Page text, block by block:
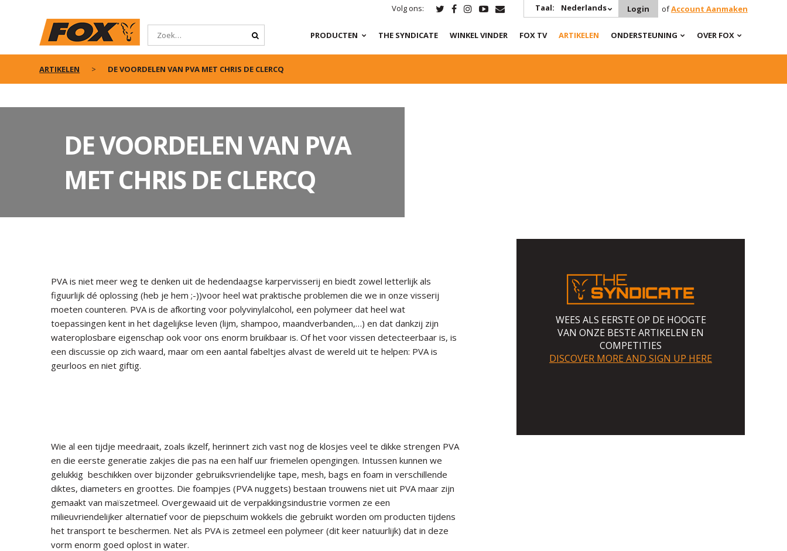
Volg ons: Taal: Nederlands Login ofAccount Aanmaken
PRODUCTEN THE SYNDICATE WINKEL VINDER FOX TV ARTIKELEN ONDERSTEUNING OVER FOX
ARTIKELEN DE VOORDELEN VAN PVA MET CHRIS DE CLERCQ
DE VOORDELEN VAN PVA
MET CHRIS DE CLERCQ
PVA is niet meer weg te denken uit de hedendaagse karpervisserij en biedt zowel letterlijk als
figuurlijk dé oplossing (heb je hem ;-))voor heel wat praktische problemen die we in onze visserij
moeten counteren. PVA is de afkorting voor polyvinylalcohol, een polymeer dat heel wat
toepassingen kent in het dagelijkse leven (lijm, shampoo, maandverbanden,…) en dat dankzij zijn
wateroplosbare eigenschap ook voor ons enorm bruikbaar is. Of het voor vissen detecteerbaar is, is
een discussie op zich waard, maar om een aantal fabeltjes alvast de wereld uit te helpen: PVA is
geurloos en niet giftig.
Wie al een tijdje meedraait, zoals ikzelf, herinnert zich vast nog de klosjes veel te dikke strengen PVA
en die eerste generatie zakjes die pas na een half uur friemelen opengingen. Intussen kunnen we
gelukkig beschikken over bijzonder gebruiksvriendelijke tape, mesh, bags en foam in verschillende
diktes, diameters en groottes. Die foampjes (PVA nuggets) bestaan trouwens niet uit PVA maar zijn
gemaakt van maïszetmeel. Overgewaaid uit de verpakkingsindustrie vormen ze een
milieuvriendelijker alternatief voor de piepschuim wokkels die gebruikt worden om producten tijdens
het transport te beschermen. Net als PVA is zetmeel een polymeer (dit keer natuurlijk) dat in deze
vorm enorm goed oplost in water.
WEES ALS EERSTE OP DE HOOGTE
VAN ONZE BESTE ARTIKELEN EN
COMPETITIES
DISCOVER MORE AND SIGN UP HERE